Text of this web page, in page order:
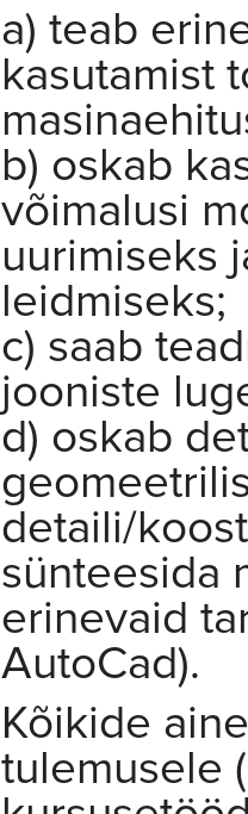
a) teab
kasutamist
b) oskab
võimalusi
uurimiseks
leidmiseks;
c) saab
jooniste
d) oskab
detaili/
sünteesida
erinevaid
AutoCad).
Kõikide
tulemusele